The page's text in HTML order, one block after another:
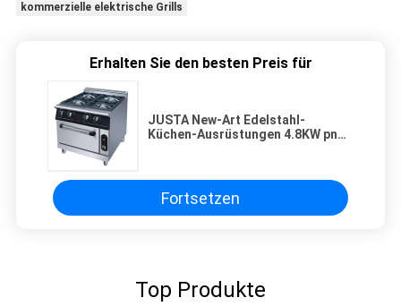
kommerzielle elektrische Grills
Erhalten Sie den besten Preis für
JUSTA New-Art Edelstahl-
Küchen-Ausrüstungen 4.8KW png-
Fortsetzen
Top Produkte